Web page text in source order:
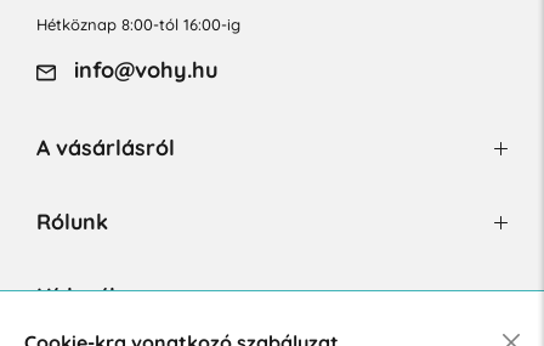
Hétköznap 8:00-tól 16:00-ig
info@vohy.hu
A vásárlásról
Rólunk
Hírlevél